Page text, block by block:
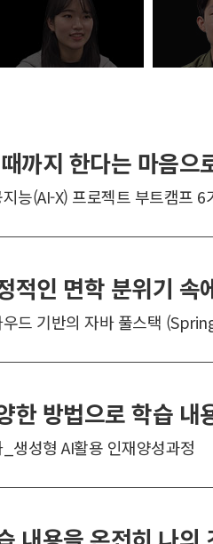
까지 한다는 마음으
능(AI-X) 프로젝트 부트캠프 6
생성형 AI활용 인재양성과정